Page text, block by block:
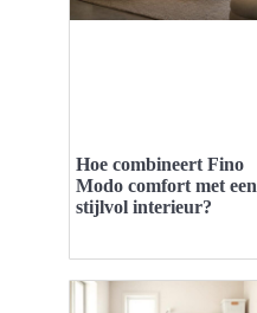
Hoe combineert Fino
Modo comfort met een
stijlvol interieur?